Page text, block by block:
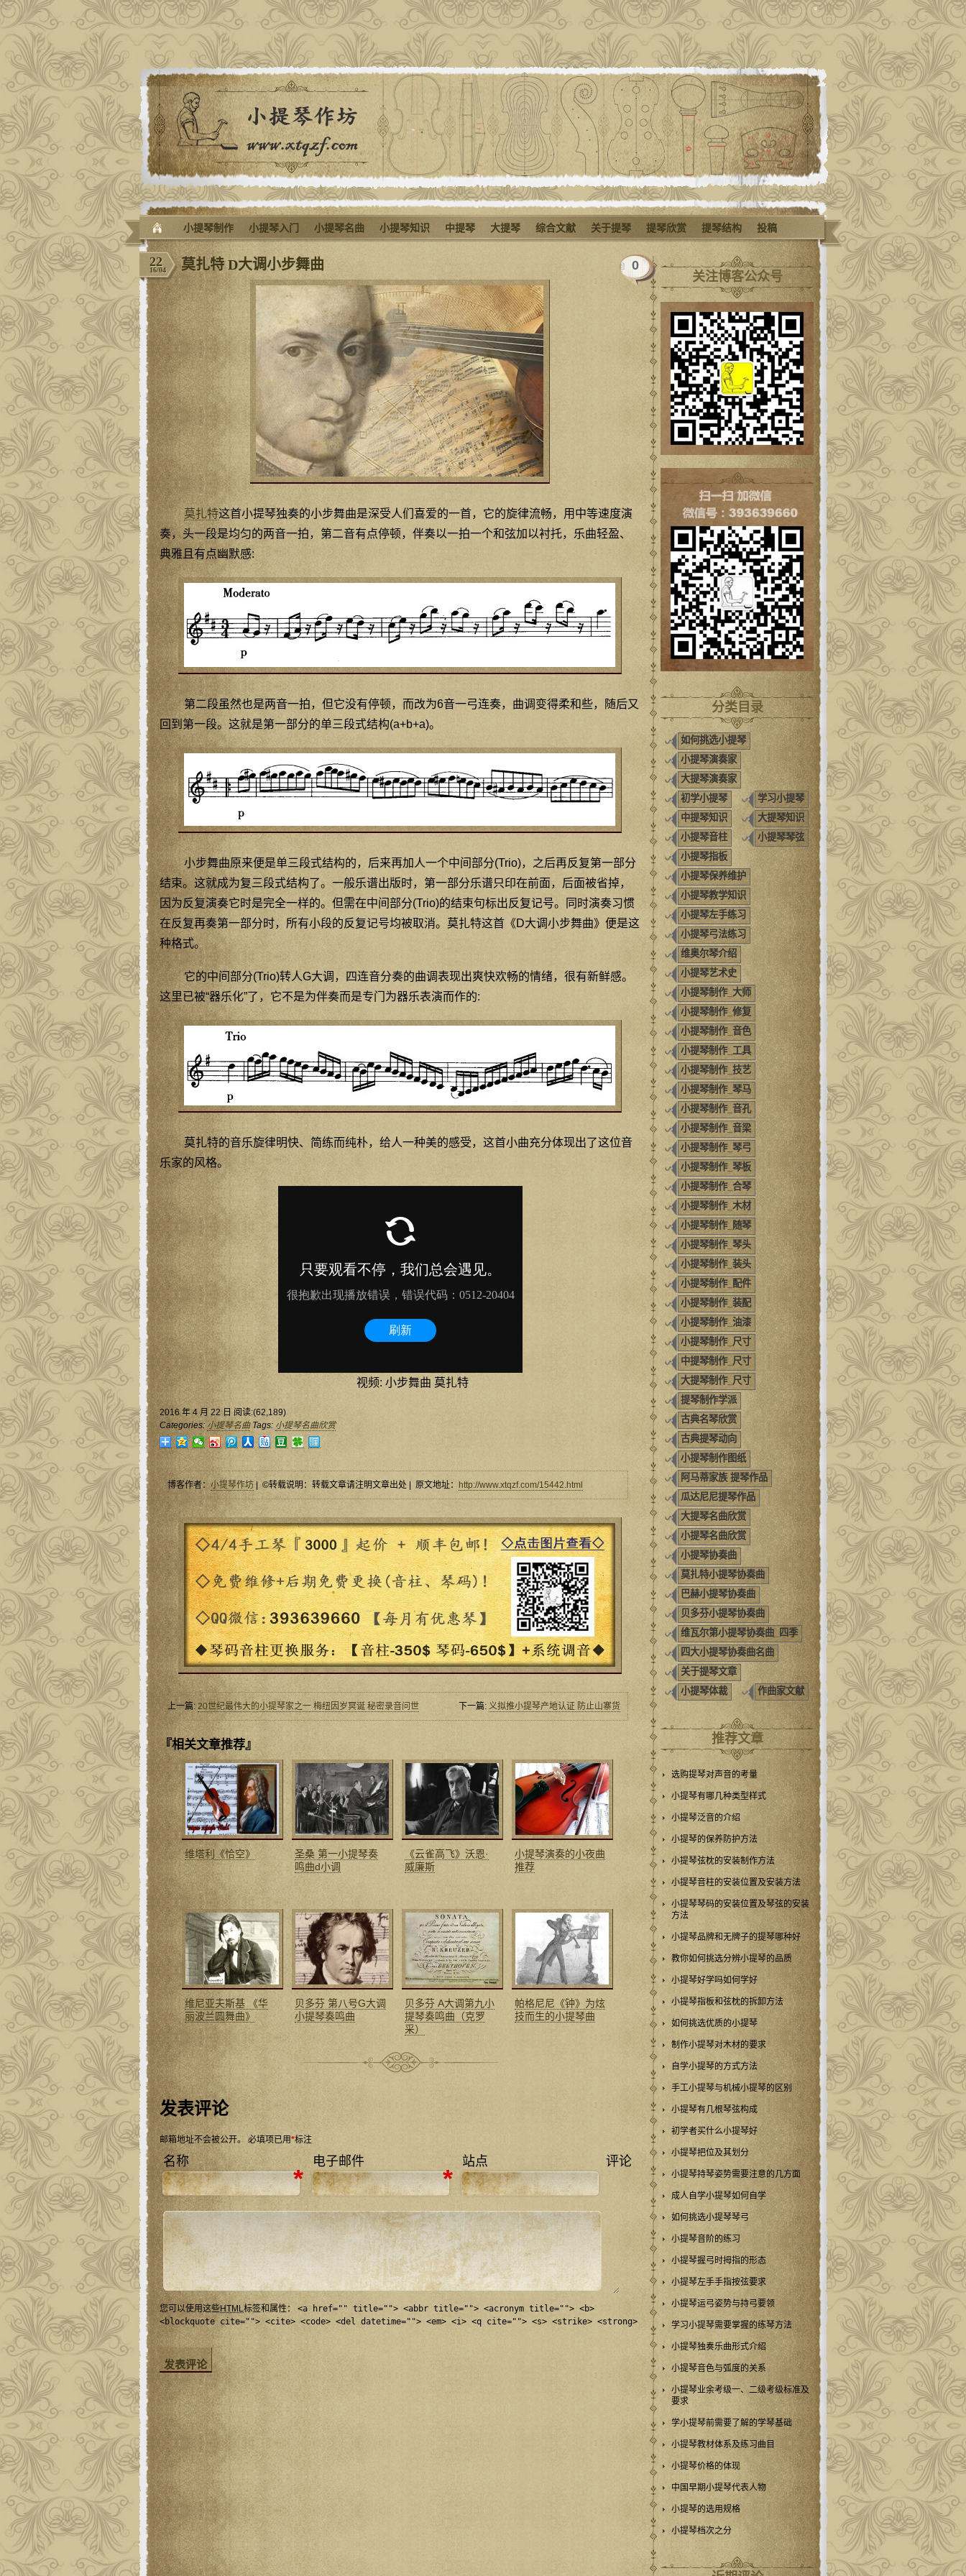
小提琴制作 小提琴入门 小提琴名曲 小提琴知识 中提琴 大提琴 综合文献 关于提琴 提琴欣赏 提琴结构 投稿
莫扎特 D大调小步舞曲
莫扎特这首小提琴独奏的小步舞曲是深受人们喜爱的一首，它的旋律流畅，用中等速度演
奏，头一段是均匀的两音一拍，第二音有点停顿，伴奏以一拍一个和弦加以衬托，乐曲轻盈、
典雅且有点幽默感:
第二段虽然也是两音一拍，但它没有停顿，而改为6音一弓连奏，曲调变得柔和些，随后又
回到第一段。这就是第一部分的单三段式结构(a+b+a)。
小步舞曲原来便是单三段式结构的，后来再加人一个中间部分(Trio)，之后再反复第一部分
结束。这就成为复三段式结构了。一般乐谱出版时，第一部分乐谱只印在前面，后面被省掉，
因为反复演奏它时是完全一样的。但需在中间部分(Trio)的结束句标出反复记号。同时演奏习惯
在反复再奏第一部分时，所有小段的反复记号均被取消。莫扎特这首《D大调小步舞曲》便是这
种格式。
它的中间部分(Trio)转人G大调，四连音分奏的曲调表现出爽快欢畅的情绪，很有新鲜感。
这里已被“器乐化”了，它不是为伴奏而是专门为器乐表演而作的:
莫扎特的音乐旋律明快、简练而纯朴，给人一种美的感受，这首小曲充分体现出了这位音
乐家的风格。
视频: 小步舞曲 莫扎特
2016 年 4 月 22 日 阅读:(62,189)
0
22
16/04
Categories:小提琴名曲Tags: 小提琴名曲欣赏
博客作者：小提琴作坊 | ©转载说明：转载文章请注明文章出处 | 原文地址： http://www.xtqzf.com/15442.html
上一篇:20世纪最伟大的小提琴家之一 梅纽因岁冥诞 秘密录音问世 下一篇: 义拟推小提琴产地认证 防止山寨货
『相关文章推荐』
维塔利《恰空》
圣桑 第一小提琴奏
鸣曲d小调
《云雀高飞》沃恩·
威廉斯
小提琴演奏的小夜曲
推荐
维尼亚夫斯基 《华
丽波兰圆舞曲》
贝多芬 第八号G大调
小提琴奏鸣曲
贝多芬 A大调第九小
提琴奏鸣曲（克罗
采）
帕格尼尼《钟》为炫
技而生的小提琴曲
发表评论
邮箱地址不会被公开。 必填项已用*标注
名称
*
电子邮件
*
站点 评论
您可以使用这些HTML标签和属性： <a href="" title=""> <abbr title=""> <acronym title=""> <b>
<blockquote cite=""> <cite> <code> <del datetime=""> <em> <i> <q cite=""> <s> <strike> <strong>
关注博客公众号
分类目录
如何挑选小提琴
小提琴演奏家
大提琴演奏家
初学小提琴
学习小提琴
中提琴知识
大提琴知识
小提琴音柱
小提琴琴弦
小提琴指板
小提琴保养维护
小提琴教学知识
小提琴左手练习
小提琴弓法练习
维奥尔琴介绍
小提琴艺术史
小提琴制作_大师
小提琴制作_修复
小提琴制作_音色
小提琴制作_工具
小提琴制作_技艺
小提琴制作_琴马
小提琴制作_音孔
小提琴制作_音梁
小提琴制作_琴弓
小提琴制作_琴板
小提琴制作_合琴
小提琴制作_木材
小提琴制作_随琴
小提琴制作_琴头
小提琴制作_装头
小提琴制作_配件
小提琴制作_装配
小提琴制作_油漆
小提琴制作_尺寸
中提琴制作_尺寸
大提琴制作_尺寸
提琴制作学派
古典名琴欣赏
古典提琴动向
小提琴制作图纸
阿马蒂家族 提琴作品
瓜达尼尼提琴作品
大提琴名曲欣赏
小提琴名曲欣赏
小提琴协奏曲
莫扎特小提琴协奏曲
巴赫小提琴协奏曲
贝多芬小提琴协奏曲
维瓦尔第小提琴协奏曲_四季
四大小提琴协奏曲名曲
关于提琴文章
小提琴体裁
作曲家文献
推荐文章
选购提琴对声音的考量
小提琴有哪几种类型样式
小提琴泛音的介绍
小提琴的保养防护方法
小提琴弦枕的安装制作方法
小提琴音柱的安装位置及安装方法
小提琴琴码的安装位置及琴弦的安装
方法
小提琴品牌和无牌子的提琴哪种好
教你如何挑选分辨小提琴的品质
小提琴好学吗如何学好
小提琴指板和弦枕的拆卸方法
如何挑选优质的小提琴
制作小提琴对木材的要求
自学小提琴的方式方法
手工小提琴与机械小提琴的区别
小提琴有几根琴弦构成
初学者买什么小提琴好
小提琴把位及其划分
小提琴持琴姿势需要注意的几方面
成人自学小提琴如何自学
如何挑选小提琴琴弓
小提琴音阶的练习
小提琴握弓时拇指的形态
小提琴左手手指按弦要求
小提琴运弓姿势与持弓要领
学习小提琴需要掌握的练琴方法
小提琴独奏乐曲形式介绍
小提琴音色与弧度的关系
小提琴业余考级一、二级考级标准及
要求
学小提琴前需要了解的学琴基础
小提琴教材体系及练习曲目
小提琴价格的体现
中国早期小提琴代表人物
小提琴的选用规格
小提琴档次之分